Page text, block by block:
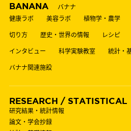
BANANA
バナナ
健康ラボ
美容ラボ 植物学・農学
切り方
歴史・世界の情報 レシピ
インタビュー
科学実験教室 統計・
バナナ関連施設
RESEARCH / STATISTICAL
研究結果・統計情報
論文・学会抄録